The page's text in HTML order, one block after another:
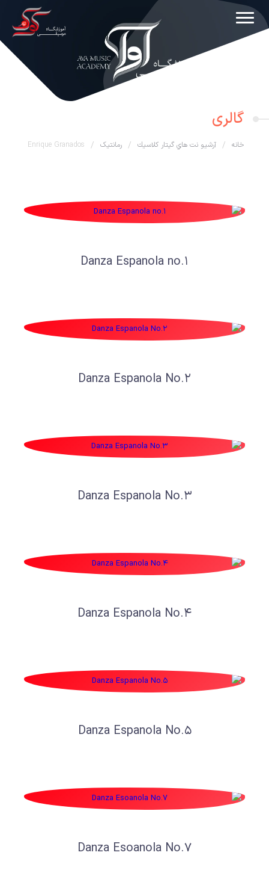
گالری
خانه / آرشيو نت هاي گيتار كلاسيك / رمانتیک /
Enrique Granados
Danza Espanola no.1
Danza Espanola No.2
Danza Espanola No.3
Danza Espanola No.4
Danza Espanola No.5
Danza Esoanola No.7